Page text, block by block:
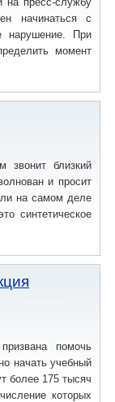
начинаться с
нарушение. При
момент
близкий
и просит
на самом деле
синтетическое
помочь
начать учебный
более 175 тысяч
которых